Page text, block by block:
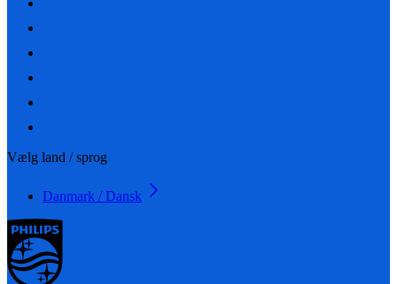
Vælg land / sprog
Danmark / Dansk